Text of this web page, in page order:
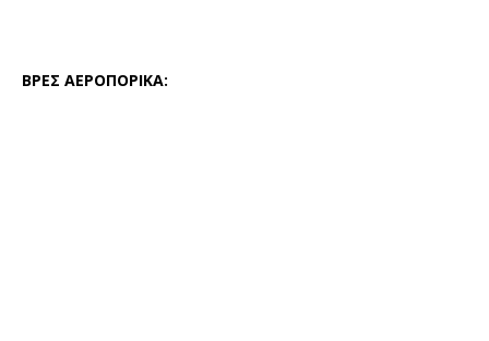
ΒΡΕΣ ΑΕΡΟΠΟΡΙΚΑ: